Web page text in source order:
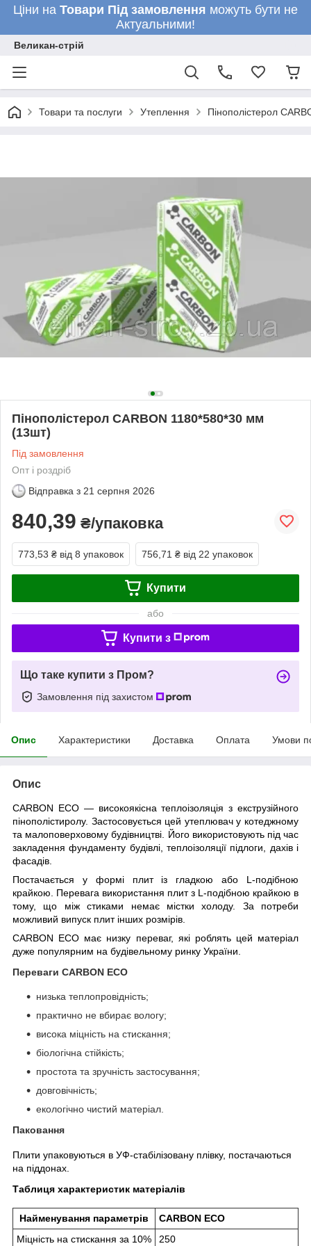
Ціни на Товари Під замовлення можуть бути не
Актуальними!
Великан-стрій
Товари та послуги Утеплення Пінополістерол
Пінополістерол CARBON 1180*580*30 мм
(13шт)
Під замовлення
Опт і роздріб
Відправка з 21 серпня 2026
840,39 ₴/упаковка
773,53 ₴ від 8 упаковок 756,71 ₴ від 22 упаковок
Купити
або
Купити з
Що таке купити з Пром?
Замовлення під захистом
Опис Характеристики Доставка Оплата Умови
Опис
CARBON ECO — високоякісна теплоізоляція з екструзійного
пінополістиролу. Застосовується цей утеплювач у котеджному
та малоповерховому будівництві. Його використовують під час
закладення фундаменту будівлі, теплоізоляції підлоги, дахів і
фасадів.
Постачається у формі плит із гладкою або L-подібною
крайкою. Перевага використання плит з L-подібною крайкою в
тому, що між стиками немає містки холоду. За потреби
можливий випуск плит інших розмірів.
CARBON ECO має низку переваг, які роблять цей матеріал
дуже популярним на будівельному ринку України.
Переваги CARBON ECO
низька теплопровідність;
практично не вбирає вологу;
висока міцність на стискання;
біологічна стійкість;
простота та зручність застосування;
довговічність;
екологічно чистий матеріал.
Паковання
Плити упаковуються в УФ-стабілізовану плівку, постачаються
на піддонах.
Таблиця характеристик матеріалів
Найменування параметрів
CARBON ECO
Міцність на стискання за 10%
250